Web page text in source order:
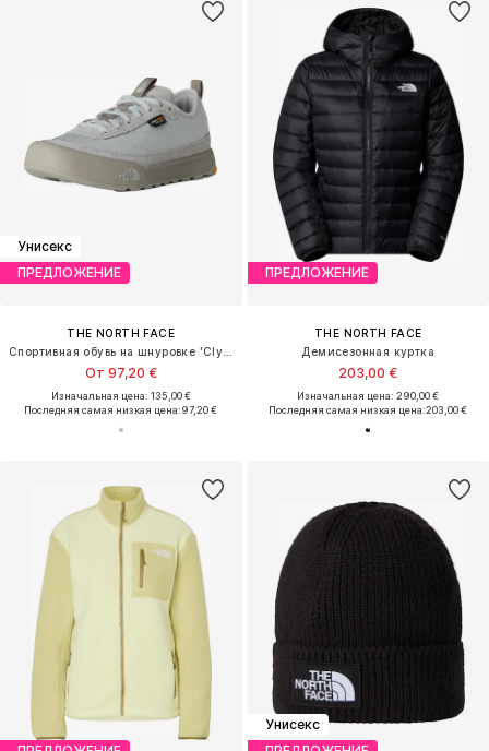
Унисекс
ПРЕДЛОЖЕНИЕ
THE NORTH FACE
От 97,20 €
Изначальная цена: 135,00 €
Последняя самая низкая цена:97,20 €
ПРЕДЛОЖЕНИЕ
THE NORTH FACE
Демисезонная куртка
203,00 €
Изначальная цена: 290,00 €
Последняя самая низкая цена:203,00 €
Унисекс